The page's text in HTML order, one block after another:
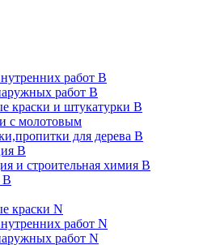
работ B
работ B
краски и штукатурки В
с молотовым
для дерева В
В
и строительная химия В
B
краски N
работ N
работ N